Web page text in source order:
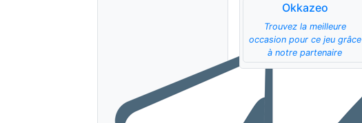
Okkazeo
Trouvez la meilleure
occasion pour ce jeu grâce
à notre partenaire